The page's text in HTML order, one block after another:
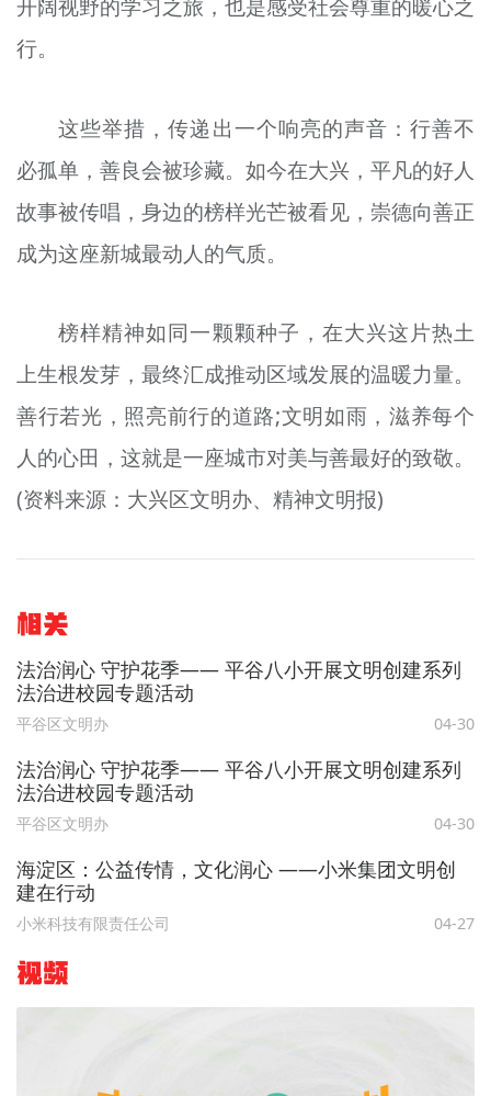
开阔视野的学习之旅，也是感受社会尊重的暖心之
行。
这些举措，传递出一个响亮的声音：行善不
必孤单，善良会被珍藏。如今在大兴，平凡的好人
故事被传唱，身边的榜样光芒被看见，崇德向善正
成为这座新城最动人的气质。
榜样精神如同一颗颗种子，在大兴这片热土
上生根发芽，最终汇成推动区域发展的温暖力量。
善行若光，照亮前行的道路;文明如雨，滋养每个
人的心田，这就是一座城市对美与善最好的致敬。
(资料来源：大兴区文明办、精神文明报)
相关
法治润心 守护花季—— 平谷八小开展文明创建系列
法治进校园专题活动
平谷区文明办 04-30
法治润心 守护花季—— 平谷八小开展文明创建系列
法治进校园专题活动
平谷区文明办 04-30
海淀区：公益传情，文化润心 ——小米集团文明创
建在行动
小米科技有限责任公司 04-27
视频